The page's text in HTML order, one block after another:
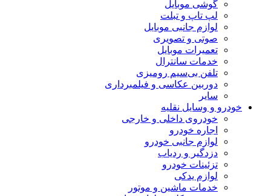
گوشی موبایل
لپ تاپ و تبلت
لوازم جانبی موبایل
صوتی و تصویری
تعمیرات موبایل
خدمات سانترال
تلفن بی‌سیم رومیزی
دوربین عکاسی و فیلمبرداری
سایر
خودرو و وسایل نقلیه
خودروی داخلی و خارجی
اجاره خودرو
لوازم جانبی خودرو
دزدگیر و ردیاب
تزئینات خودرو
لوازم یدکی
خدمات ماشین و موتور